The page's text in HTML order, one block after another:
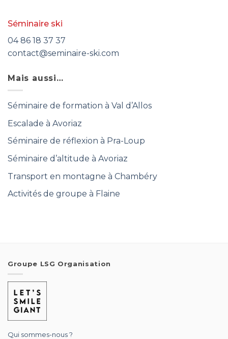
Séminaire ski
04 86 18 37 37
contact@seminaire-ski.com
Mais aussi…
Séminaire de formation à Val d’Allos
Escalade à Avoriaz
Séminaire de réflexion à Pra-Loup
Séminaire d’altitude à Avoriaz
Transport en montagne à Chambéry
Activités de groupe à Flaine
Groupe LSG Organisation
Qui sommes-nous ?